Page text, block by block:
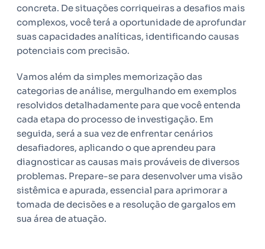
concreta. De situações corriqueiras a desafios mais
complexos, você terá a oportunidade de aprofundar
suas capacidades analíticas, identificando causas
potenciais com precisão.
Vamos além da simples memorização das
categorias de análise, mergulhando em exemplos
resolvidos detalhadamente para que você entenda
cada etapa do processo de investigação. Em
seguida, será a sua vez de enfrentar cenários
desafiadores, aplicando o que aprendeu para
diagnosticar as causas mais prováveis de diversos
problemas. Prepare-se para desenvolver uma visão
sistêmica e apurada, essencial para aprimorar a
tomada de decisões e a resolução de gargalos em
sua área de atuação.